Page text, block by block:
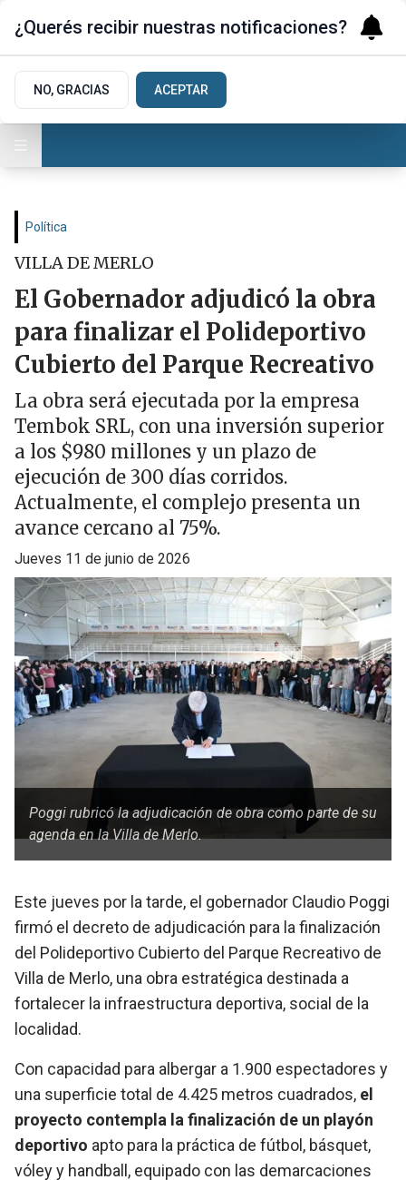
Política
VILLA DE MERLO
El Gobernador adjudicó la obra
para finalizar el Polideportivo
Cubierto del Parque Recreativo
La obra será ejecutada por la empresa
Tembok SRL, con una inversión superior
a los $980 millones y un plazo de
ejecución de 300 días corridos.
Actualmente, el complejo presenta un
avance cercano al 75%.
jueves 11 de junio de 2026
Poggi rubricó la adjudicación de obra como parte de su
agenda en la Villa de Merlo.
Este jueves por la tarde, el gobernador Claudio Poggi
firmó el decreto de adjudicación para la finalización
del Polideportivo Cubierto del Parque Recreativo de
Villa de Merlo, una obra estratégica destinada a
fortalecer la infraestructura deportiva, social de la
localidad.
Con capacidad para albergar a 1.900 espectadores y
una superficie total de 4.425 metros cuadrados, el
proyecto contempla la finalización de un playón
deportivo apto para la práctica de fútbol, básquet,
vóley y handball, equipado con las demarcaciones
¿Querés recibir nuestras notificaciones?
NO, GRACIAS ACEPTAR